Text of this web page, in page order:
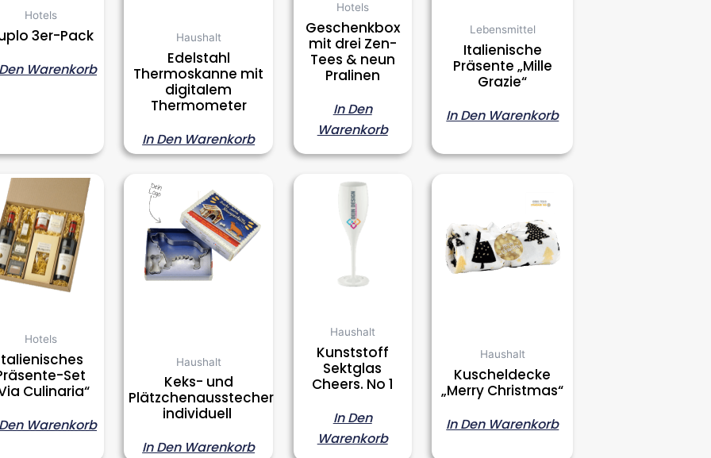
Hotels
3er-Pack
Warenkorb
Haushalt
Edelstahl
Thermoskanne mit
digitalem
Thermometer
In Den Warenkorb
Hotels
Geschenkbox
mit drei Zen-
Tees & neun
Pralinen
In Den
Warenkorb
Lebensmittel
Italienische
Präsente „Mille
Grazie“
In Den Warenkorb
Hotels
Set
Culinaria“
Warenkorb
Haushalt
Keks- und
Plätzchenausstecher
individuell
In Den Warenkorb
Haushalt
Kunststoff
Sektglas
Cheers. No 1
In Den
Warenkorb
Haushalt
Kuscheldecke
„Merry Christmas“
In Den Warenkorb